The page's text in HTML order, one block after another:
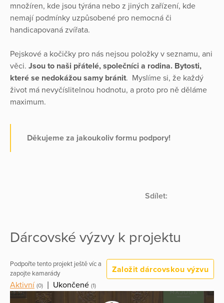
množíren, kde jsou týrána nebo z jiných zařízení, kde
nemají podmínky uzpůsobené pro nemocná či
handicapovaná zvířata.
Pejskové a kočičky pro nás nejsou položky v seznamu, ani
věci. Jsou to naši přátelé, společníci a rodina. Bytosti,
které se nedokážou samy bránit. Myslíme si, že každý
život má nevyčíslitelnou hodnotu, a proto pro ně děláme
maximum.
Děkujeme za jakoukoliv formu podpory!
Sdílet:
Dárcovské výzvy k projektu
Podpořte tento projekt ještě víc a
zapojte kamarády
Založit dárcovskou výzvu
Aktivní (0) | Ukončené (1)